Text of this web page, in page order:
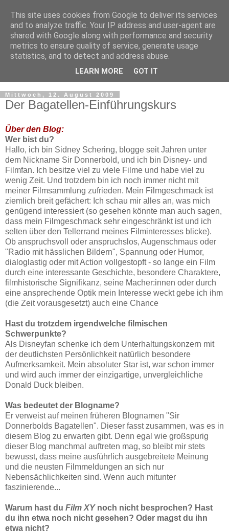
Mittwoch, 12. August 2009
Der Bagatellen-Einführungskurs
Über den Blog:
Wer bist du?
Hallo, ich bin Sidney Schering, blogge seit Jahren unter
dem Nickname Sir Donnerbold, und ich bin Disney- und
Filmfan. Ich besitze viel zu viele Filme und habe viel zu
wenig Zeit. Und trotzdem bin ich noch immer nicht mit
meiner Filmsammlung zufrieden. Mein Filmgeschmack ist
ziemlich breit gefächert: Ich schau mir alles an, was mich
genügend interessiert (so gesehen könnte man auch sagen,
dass mein Filmgeschmack sehr eingeschränkt ist und ich
selten über den Tellerrand meines Filminteresses blicke).
Ob anspruchsvoll oder anspruchslos, Augenschmaus oder
"Radio mit hässlichen Bildern", Spannung oder Humor,
dialoglastig oder mit Action vollgestopft - so lange ein Film
durch eine interessante Geschichte, besondere Charaktere,
filmhistorische Signifikanz, seine Macher:innen oder durch
eine ansprechende Optik mein Interesse weckt gebe ich ihm
(die Zeit vorausgesetzt) auch eine Chance
Hast du trotzdem irgendwelche filmischen
Schwerpunkte?
Als Disneyfan schenke ich dem Unterhaltungskonzern mit
der deutlichsten Persönlichkeit natürlich besondere
Aufmerksamkeit. Mein absoluter Star ist, war schon immer
und wird auch immer der einzigartige, unvergleichliche
Donald Duck bleiben.
Was bedeutet der Blogname?
Er verweist auf meinen früheren Blognamen "Sir
Donnerbolds Bagatellen". Dieser fasst zusammen, was es in
diesem Blog zu erwarten gibt. Denn egal wie großspurig
dieser Blog manchmal auftreten mag, so bleibt mir stets
bewusst, dass meine ausführlich ausgebreitete Meinung
und die neusten Filmmeldungen an sich nur
Nebensächlichkeiten sind. Wenn auch mitunter
faszinierende...
Warum hast du Film XYnoch nicht besprochen? Hast
du ihn etwa noch nicht gesehen? Oder magst du ihn
etwa nicht?
This site uses cookies from Google to deliver its services
and to analyze traffic. Your IP address and user-agent are
shared with Google along with performance and security
metrics to ensure quality of service, generate usage
statistics, and to detect and address abuse.
LEARN MORE GOT IT